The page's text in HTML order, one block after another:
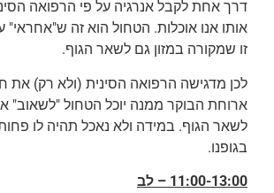
דרך אחת לקבל אנרגיה על פי הרפואה
אותו אנו אוכלות. הטחול הוא זה ש"אחראי"
זו שמקורה במזון גם לשאר הגוף.
לכן מדגישה הרפואה הסינית (ולא רק) את
ארוחת הבוקר ממנה יוכל הטחול "לשאוב"
לשאר הגוף. במידה ולא נאכל תהיה לו
בגופנו.
11:00-13:00 – לב